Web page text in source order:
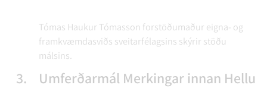
Tómas Haukur Tómasson forstöðumaður eigna- og
framkvæmdasviðs sveitarfélagsins skýrir stöðu
málsins.
3. Umferðarmál Merkingar innan Hellu